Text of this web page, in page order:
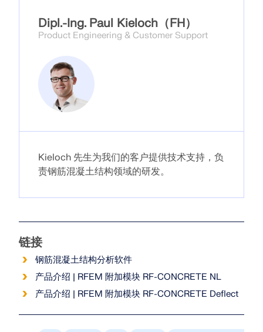
Dipl.-Ing. Paul Kieloch（FH）
Product Engineering & Customer Support
Kieloch 先生为我们的客户提供技术支持，负
责钢筋混凝土结构领域的研发。
链接
钢筋混凝土结构分析软件
产品介绍 | RFEM 附加模块 RF-CONCRETE NL
产品介绍 | RFEM 附加模块 RF-CONCRETE Deflect